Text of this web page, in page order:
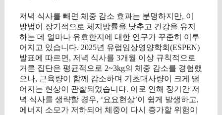
저녁 식사를 빼면 체중 감소 효과는 분명하지만, 이
방법이 장기적으로 체지방률을 낮추고 건강을 유지
하는 데 얼마나 유효한지에 대한 연구가 꾸준히 이루
어지고 있습니다. 2025년 유럽임상영양학회(ESPEN)
발표에 따르면, 저녁 식사를 3개월 이상 규칙적으로
거른 집단은 평균적으로 2~3kg의 체중 감소를 경험했
으나, 근육량이 함께 감소하며 기초대사량이 크게 떨
어지는 현상이 관찰되었습니다. 이로 인해 장기간 저
녁 식사를 생략할 경우, ‘요요현상’이 쉽게 발생하고,
에너지 소모가 저하되어 체중이 다시 증가할 위험이